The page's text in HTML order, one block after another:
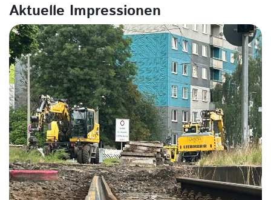
Aktuelle Impressionen